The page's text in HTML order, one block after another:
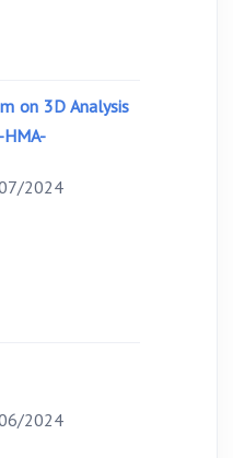
on 3D Analysis
2024
2024